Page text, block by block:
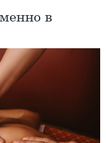
в